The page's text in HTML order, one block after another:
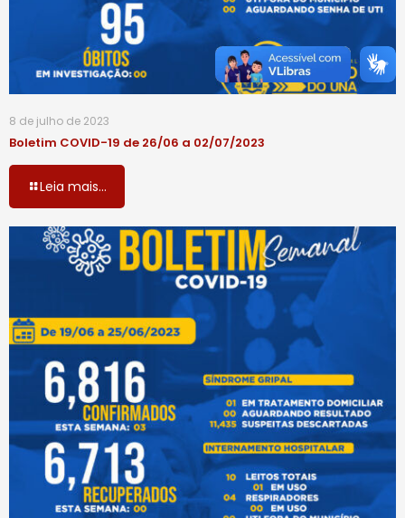
8 de julho de 2023
Boletim COVID-19 de 26/06 a 02/07/2023
Leia mais...